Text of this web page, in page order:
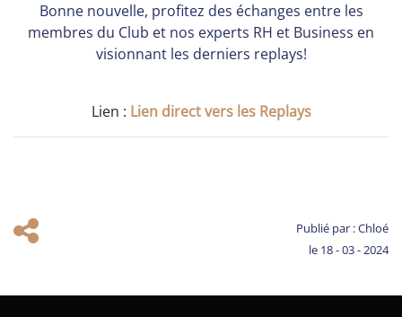
Bonne nouvelle, profitez des échanges entre les
membres du Club et nos experts RH et Business en
visionnant les derniers replays!
Lien : Lien direct vers les Replays
Copiez le lien pour le partager
Publié par : Chloé
le 18 - 03 - 2024